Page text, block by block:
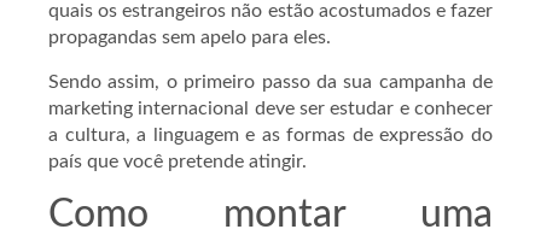
quais os estrangeiros não estão acostumados e fazer
propagandas sem apelo para eles.
Sendo assim, o primeiro passo da sua campanha de
marketing internacional deve ser estudar e conhecer
a cultura, a linguagem e as formas de expressão do
país que você pretende atingir.
Como montar uma